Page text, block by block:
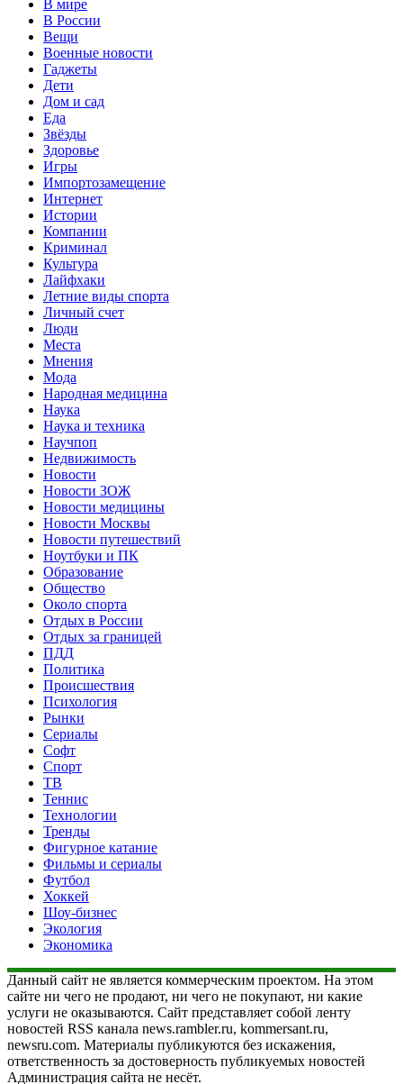
В мире
В России
Вещи
Военные новости
Гаджеты
Дети
Дом и сад
Еда
Звёзды
Здоровье
Игры
Импортозамещение
Интернет
Истории
Компании
Криминал
Культура
Лайфхаки
Летние виды спорта
Личный счет
Люди
Места
Мнения
Мода
Народная медицина
Наука
Наука и техника
Научпоп
Недвижимость
Новости
Новости ЗОЖ
Новости медицины
Новости Москвы
Новости путешествий
Ноутбуки и ПК
Образование
Общество
Около спорта
Отдых в России
Отдых за границей
ПДД
Политика
Происшествия
Психология
Рынки
Сериалы
Софт
Спорт
ТВ
Теннис
Технологии
Тренды
Фигурное катание
Фильмы и сериалы
Футбол
Хоккей
Шоу-бизнес
Экология
Экономика
Данный сайт не является коммерческим проектом. На этом
сайте ни чего не продают, ни чего не покупают, ни какие
услуги не оказываются. Сайт представляет собой ленту
новостей RSS канала news.rambler.ru, kommersant.ru,
newsru.com. Материалы публикуются без искажения,
ответственность за достоверность публикуемых новостей
Администрация сайта не несёт.